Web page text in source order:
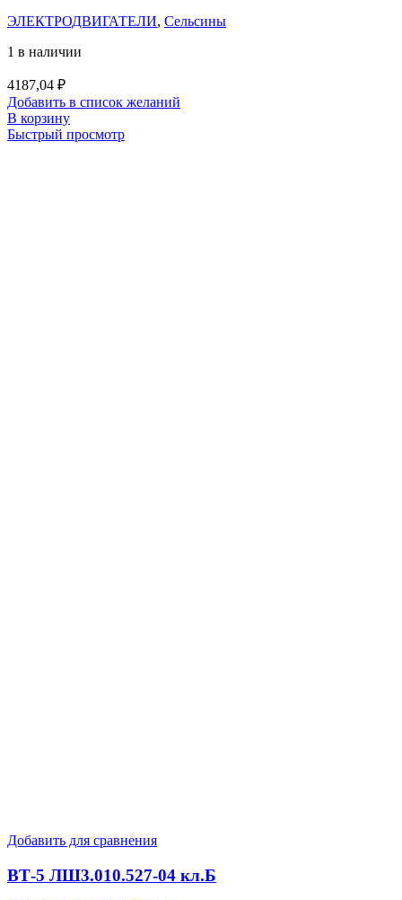
ЭЛЕКТРОДВИГАТЕЛИ, Сельсины
1 в наличии
4187,04 ₽
Добавить в список желаний
В корзину
Быстрый просмотр
Добавить для сравнения
ВТ-5 ЛШ3.010.527-04 кл.Б